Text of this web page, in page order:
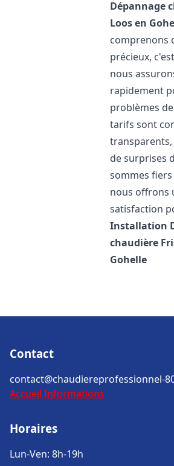
Dépannage
Loos en
comprenons
précieux,
nous
rapidement
problèmes
tarifs sont
transparents,
de surprises
sommes
nous offrons
satisfaction
Installation
chaudière
Gohelle
Contact
contact@chaudiereprofessionnel-
Accueil Informations
Horaires
Lun-Ven: 8h-19h